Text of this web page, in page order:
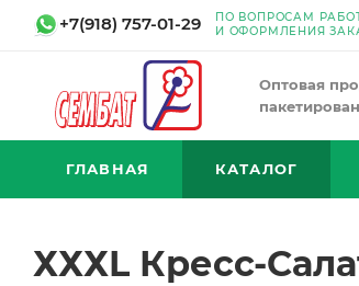
+7(918) 757-01-29
ПО ВОПРОСАМ
И ОФОРМЛЕНИЯ
Оптовая
ГЛАВНАЯ КАТАЛОГ
ХХХL Кресс-